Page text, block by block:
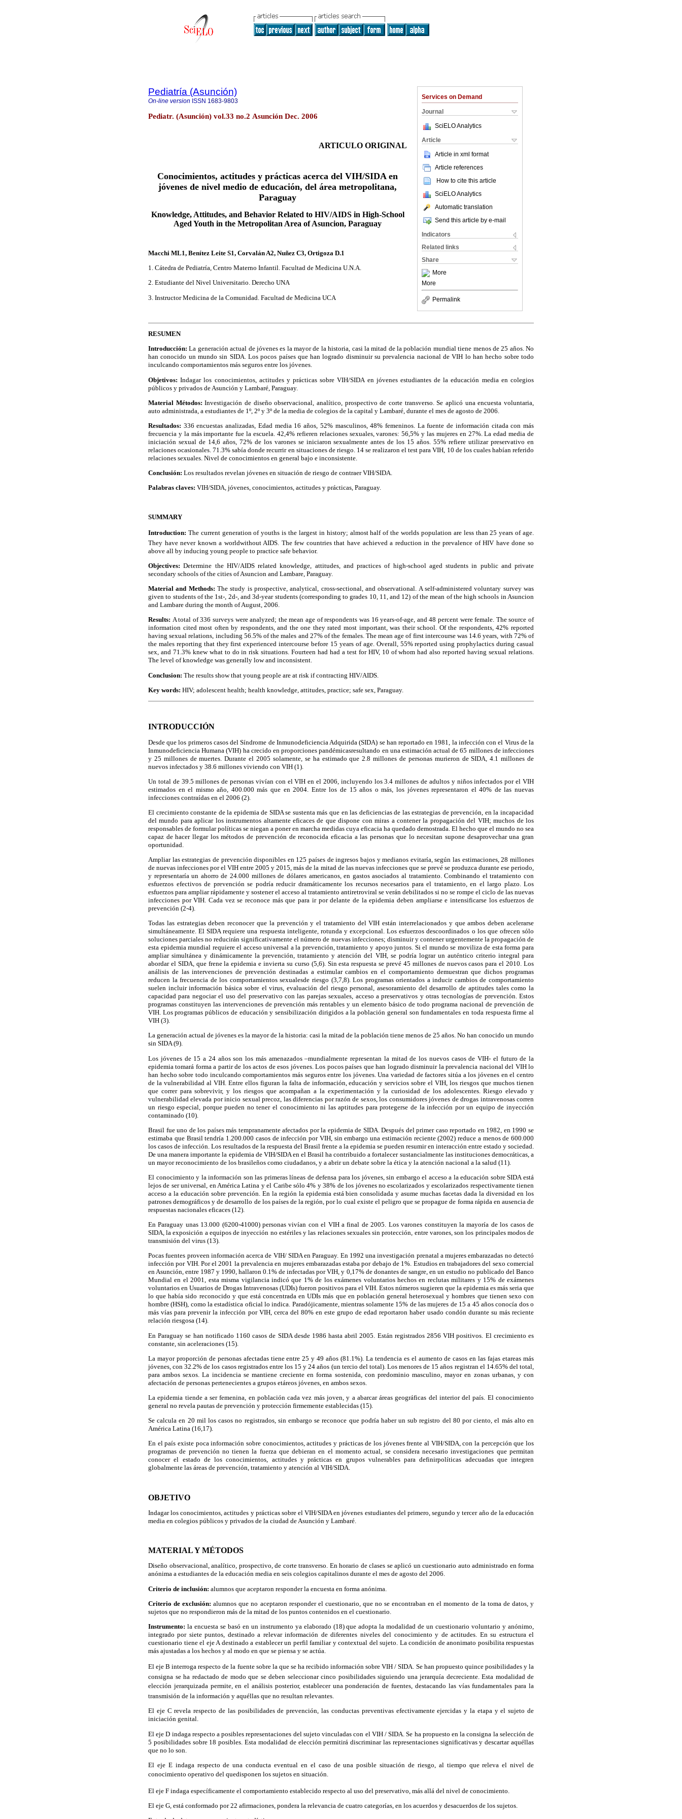
Services on Demand
Journal
SciELO Analytics
Article
Article in xml format
Article references
How to cite this article
SciELO Analytics
Automatic translation
Send this article by e-mail
Indicators
Related links
Share
More
More
Permalink
Pediatría (Asunción)
On-line version ISSN 1683-9803
Pediatr. (Asunción) vol.33 no.2 Asunción Dec. 2006
ARTICULO ORIGINAL
Conocimientos, actitudes y prácticas acerca del VIH/SIDA en
jóvenes de nivel medio de educación, del área metropolitana,
Paraguay
Knowledge, Attitudes, and Behavior Related to HIV/AIDS in High-School
Aged Youth in the Metropolitan Area of Asuncion, Paraguay
Macchi ML1, Benítez Leite S1, Corvalán A2, Nuñez C3, Ortigoza D.1
1. Cátedra de Pediatría, Centro Materno Infantil. Facultad de Medicina U.N.A.
2. Estudiante del Nivel Universitario. Derecho UNA
3. Instructor Medicina de la Comunidad. Facultad de Medicina UCA
RESUMEN
Introducción: La generación actual de jóvenes es la mayor de la historia, casi la mitad de la población mundial tiene menos de 25 años. No
han conocido un mundo sin SIDA. Los pocos países que han logrado disminuir su prevalencia nacional de VIH lo han hecho sobre todo
inculcando comportamientos más seguros entre los jóvenes.
Objetivos:Indagar los conocimientos, actitudes y prácticas sobre VIH/SIDA en jóvenes estudiantes de la educación media en colegios
públicos y privados de Asunción y Lambaré, Paraguay.
Material Métodos:Investigación de diseño observacional, analítico, prospectivo de corte transverso. Se aplicó una encuesta voluntaria,
auto administrada, a estudiantes de 1º, 2º y 3º de la media de colegios de la capital y Lambaré, durante el mes de agosto de 2006.
Resultados: 336 encuestas analizadas, Edad media 16 años, 52% masculinos, 48% femeninos. La fuente de información citada con más
frecuencia y la más importante fue la escuela. 42,4% refieren relaciones sexuales, varones: 56,5% y las mujeres en 27%. La edad media de
iniciación sexual de 14,6 años, 72% de los varones se iniciaron sexualmente antes de los 15 años. 55% refiere utilizar preservativo en
relaciones ocasionales. 71.3% sabía donde recurrir en situaciones de riesgo. 14 se realizaron el test para VIH, 10 de los cuales habían referido
relaciones sexuales. Nivel de conocimientos en general bajo e inconsistente.
Conclusión: Los resultados revelan jóvenes en situación de riesgo de contraer VIH/SIDA.
Palabras claves: VIH/SIDA, jóvenes, conocimientos, actitudes y prácticas, Paraguay.
SUMMARY
Introduction: The current generation of youths is the largest in history; almost half of the worlds population are less than 25 years of age.
They have never known a worldwithout AIDS. The few countries that have achieved a reduction in the prevalence of HIV have done so
above all by inducing young people to practice safe behavior.
Objectives:Determine the HIV/AIDS related knowledge, attitudes, and practices of high-school aged students in public and private
secondary schools of the cities of Asuncion and Lambare, Paraguay.
Material and Methods: The study is prospective, analytical, cross-sectional, and observational. A self-administered voluntary survey was
given to students of the 1st-, 2d-, and 3d-year students (corresponding to grades 10, 11, and 12) of the mean of the high schools in Asuncion
and Lambare during the month of August, 2006.
Results: A total of 336 surveys were analyzed; the mean age of respondents was 16 years-of-age, and 48 percent were female. The source of
information cited most often by respondents, and the one they rated most important, was their school. Of the respondents, 42% reported
having sexual relations, including 56.5% of the males and 27% of the females. The mean age of first intercourse was 14.6 years, with 72% of
the males reporting that they first experienced intercourse before 15 years of age. Overall, 55% reported using prophylactics during casual
sex, and 71.3% knew what to do in risk situations. Fourteen had had a test for HIV, 10 of whom had also reported having sexual relations.
The level of knowledge was generally low and inconsistent.
Conclusion: The results show that young people are at risk if contracting HIV/AIDS.
Key words: HIV; adolescent health; health knowledge, attitudes, practice; safe sex, Paraguay.
INTRODUCCIÓN
Desde que los primeros casos del Síndrome de Inmunodeficiencia Adquirida (SIDA) se han reportado en 1981, la infección con el Virus de la
Inmunodeficiencia Humana (VIH) ha crecido en proporciones pandémicasresultando en una estimación actual de 65 millones de infecciones
y 25 millones de muertes. Durante el 2005 solamente, se ha estimado que 2.8 millones de personas murieron de SIDA, 4.1 millones de
nuevos infectados y 38.6 millones viviendo con VIH (1).
Un total de 39.5 millones de personas vivían con el VIH en el 2006, incluyendo los 3.4 millones de adultos y niños infectados por el VIH
estimados en el mismo año, 400.000 más que en 2004. Entre los de 15 años o más, los jóvenes representaron el 40% de las nuevas
infecciones contraídas en el 2006 (2).
El crecimiento constante de la epidemia de SIDA se sustenta más que en las deficiencias de las estrategias de prevención, en la incapacidad
del mundo para aplicar los instrumentos altamente eficaces de que dispone con miras a contener la propagación del VIH; muchos de los
responsables de formular políticas se niegan a poner en marcha medidas cuya eficacia ha quedado demostrada. El hecho que el mundo no sea
capaz de hacer llegar los métodos de prevención de reconocida eficacia a las personas que lo necesitan supone desaprovechar una gran
oportunidad.
Ampliar las estrategias de prevención disponibles en 125 países de ingresos bajos y medianos evitaría, según las estimaciones, 28 millones
de nuevas infecciones por el VIH entre 2005 y 2015, más de la mitad de las nuevas infecciones que se prevé se produzca durante ese periodo,
y representaría un ahorro de 24.000 millones de dólares americanos, en gastos asociados al tratamiento. Combinando el tratamiento con
esfuerzos efectivos de prevención se podría reducir dramáticamente los recursos necesarios para el tratamiento, en el largo plazo. Los
esfuerzos para ampliar rápidamente y sostener el acceso al tratamiento antiretroviral se verán debilitados si no se rompe el ciclo de las nuevas
infecciones por VIH. Cada vez se reconoce más que para ir por delante de la epidemia deben ampliarse e intensificarse los esfuerzos de
prevención (2-4).
Todas las estrategias deben reconocer que la prevención y el tratamiento del VIH están interrelacionados y que ambos deben acelerarse
simultáneamente. El SIDA requiere una respuesta inteligente, rotunda y excepcional. Los esfuerzos descoordinados o los que ofrecen sólo
soluciones parciales no reducirán significativamente el número de nuevas infecciones; disminuir y contener urgentemente la propagación de
esta epidemia mundial requiere el acceso universal a la prevención, tratamiento y apoyo juntos. Si el mundo se moviliza de esta forma para
ampliar simultánea y dinámicamente la prevención, tratamiento y atención del VIH, se podría lograr un auténtico criterio integral para
abordar el SIDA, que frene la epidemia e invierta su curso (5,6). Sin esta respuesta se prevé 45 millones de nuevos casos para el 2010. Los
análisis de las intervenciones de prevención destinadas a estimular cambios en el comportamiento demuestran que dichos programas
reducen la frecuencia de los comportamientos sexualesde riesgo (3,7,8). Los programas orientados a inducir cambios de comportamiento
suelen incluir información básica sobre el virus, evaluación del riesgo personal, asesoramiento del desarrollo de aptitudes tales como la
capacidad para negociar el uso del preservativo con las parejas sexuales, acceso a preservativos y otras tecnologías de prevención. Estos
programas constituyen las intervenciones de prevención más rentables y un elemento básico de todo programa nacional de prevención de
VIH. Los programas públicos de educación y sensibilización dirigidos a la población general son fundamentales en toda respuesta firme al
VIH (3).
La generación actual de jóvenes es la mayor de la historia: casi la mitad de la población tiene menos de 25 años. No han conocido un mundo
sin SIDA (9).
Los jóvenes de 15 a 24 años son los más amenazados –mundialmente representan la mitad de los nuevos casos de VIH- el futuro de la
epidemia tomará forma a partir de los actos de esos jóvenes. Los pocos países que han logrado disminuir la prevalencia nacional del VIH lo
han hecho sobre todo inculcando comportamientos más seguros entre los jóvenes. Una variedad de factores sitúa a los jóvenes en el centro
de la vulnerabilidad al VIH. Entre ellos figuran la falta de información, educación y servicios sobre el VIH, los riesgos que muchos tienen
que correr para sobrevivir, y los riesgos que acompañan a la experimentación y la curiosidad de los adolescentes. Riesgo elevado y
vulnerabilidad elevada por inicio sexual precoz, las diferencias por razón de sexos, los consumidores jóvenes de drogas intravenosas corren
un riesgo especial, porque pueden no tener el conocimiento ni las aptitudes para protegerse de la infección por un equipo de inyección
contaminado (10).
Brasil fue uno de los países más tempranamente afectados por la epidemia de SIDA. Después del primer caso reportado en 1982, en 1990 se
estimaba que Brasil tendría 1.200.000 casos de infección por VIH, sin embargo una estimación reciente (2002) reduce a menos de 600.000
los casos de infección. Los resultados de la respuesta del Brasil frente a la epidemia se pueden resumir en interacción entre estado y sociedad.
De una manera importante la epidemia de VIH/SIDA en el Brasil ha contribuido a fortalecer sustancialmente las instituciones democráticas, a
un mayor reconocimiento de los brasileños como ciudadanos, y a abrir un debate sobre la ética y la atención nacional a la salud (11).
El conocimiento y la información son las primeras líneas de defensa para los jóvenes, sin embargo el acceso a la educación sobre SIDA está
lejos de ser universal, en América Latina y el Caribe sólo 4% y 38% de los jóvenes no escolarizados y escolarizados respectivamente tienen
acceso a la educación sobre prevención. En la región la epidemia está bien consolidada y asume muchas facetas dada la diversidad en los
patrones demográficos y de desarrollo de los países de la región, por lo cual existe el peligro que se propague de forma rápida en ausencia de
respuestas nacionales eficaces (12).
En Paraguay unas 13.000 (6200-41000) personas vivían con el VIH a final de 2005. Los varones constituyen la mayoría de los casos de
SIDA, la exposición a equipos de inyección no estériles y las relaciones sexuales sin protección, entre varones, son los principales modos de
transmisión del virus (13).
Pocas fuentes proveen información acerca de VIH/ SIDA en Paraguay. En 1992 una investigación prenatal a mujeres embarazadas no detectó
infección por VIH. Por el 2001 la prevalencia en mujeres embarazadas estaba por debajo de 1%. Estudios en trabajadores del sexo comercial
en Asunción, entre 1987 y 1990, hallaron 0.1% de infectadas por VIH, y 0,17% de donantes de sangre, en un estudio no publicado del Banco
Mundial en el 2001, esta misma vigilancia indicó que 1% de los exámenes voluntarios hechos en reclutas militares y 15% de exámenes
voluntarios en Usuarios de Drogas Intravenosas (UDIs) fueron positivos para el VIH. Estos números sugieren que la epidemia es más seria que
lo que había sido reconocido y que está concentrada en UDIs más que en población general heterosexual y hombres que tienen sexo con
hombre (HSH), como la estadística oficial lo indica. Paradójicamente, mientras solamente 15% de las mujeres de 15 a 45 años conocía dos o
más vías para prevenir la infección por VIH, cerca del 80% en este grupo de edad reportaron haber usado condón durante su más reciente
relación riesgosa (14).
En Paraguay se han notificado 1160 casos de SIDA desde 1986 hasta abril 2005. Están registrados 2856 VIH positivos. El crecimiento es
constante, sin aceleraciones (15).
La mayor proporción de personas afectadas tiene entre 25 y 49 años (81.1%). La tendencia es el aumento de casos en las fajas etareas más
jóvenes, con 32.2% de los casos registrados entre los 15 y 24 años (un tercio del total). Los menores de 15 años registran el 14.65% del total,
para ambos sexos. La incidencia se mantiene creciente en forma sostenida, con predominio masculino, mayor en zonas urbanas, y con
afectación de personas pertenecientes a grupos etáreos jóvenes, en ambos sexos.
La epidemia tiende a ser femenina, en población cada vez más joven, y a abarcar áreas geográficas del interior del país. El conocimiento
general no revela pautas de prevención y protección firmemente establecidas (15).
Se calcula en 20 mil los casos no registrados, sin embargo se reconoce que podría haber un sub registro del 80 por ciento, el más alto en
América Latina (16,17).
En el país existe poca información sobre conocimientos, actitudes y prácticas de los jóvenes frente al VIH/SIDA, con la percepción que los
programas de prevención no tienen la fuerza que debieran en el momento actual, se considera necesario investigaciones que permitan
conocer el estado de los conocimientos, actitudes y prácticas en grupos vulnerables para definirpolíticas adecuadas que integren
globalmente las áreas de prevención, tratamiento y atención al VIH/SIDA.
OBJETIVO
Indagar los conocimientos, actitudes y prácticas sobre el VIH/SIDA en jóvenes estudiantes del primero, segundo y tercer año de la educación
media en colegios públicos y privados de la ciudad de Asunción y Lambaré.
MATERIAL Y MÉTODOS
Diseño observacional, analítico, prospectivo, de corte transverso. En horario de clases se aplicó un cuestionario auto administrado en forma
anónima a estudiantes de la educación media en seis colegios capitalinos durante el mes de agosto del 2006.
Criterio de inclusión: alumnos que aceptaron responder la encuesta en forma anónima.
Criterio de exclusión: alumnos que no aceptaron responder el cuestionario, que no se encontraban en el momento de la toma de datos, y
sujetos que no respondieron más de la mitad de los puntos contenidos en el cuestionario.
Instrumento: la encuesta se basó en un instrumento ya elaborado (18) que adopta la modalidad de un cuestionario voluntario y anónimo,
integrado por siete puntos, destinado a relevar información de diferentes niveles del conocimiento y de actitudes. En su estructura el
cuestionario tiene el eje A destinado a establecer un perfil familiar y contextual del sujeto. La condición de anonimato posibilita respuestas
más ajustadas a los hechos y al modo en que se piensa y se actúa.
El eje B interroga respecto de la fuente sobre la que se ha recibido información sobre VIH / SIDA. Se han propuesto quince posibilidades y la
consigna se ha redactado de modo que se deben seleccionar cinco posibilidades siguiendo una jerarquía decreciente. Esta modalidad de
elección jerarquizada permite, en el análisis posterior, establecer una ponderación de fuentes, destacando las vías fundamentales para la
transmisión de la información y aquéllas que no resultan relevantes.
El eje C revela respecto de las posibilidades de prevención, las conductas preventivas efectivamente ejercidas y la etapa y el sujeto de
iniciación genital.
El eje D indaga respecto a posibles representaciones del sujeto vinculadas con el VIH / SIDA. Se ha propuesto en la consigna la selección de
5 posibilidades sobre 18 posibles. Esta modalidad de elección permitirá discriminar las representaciones significativas y descartar aquéllas
que no lo son.
El eje E indaga respecto de una conducta eventual en el caso de una posible situación de riesgo, al tiempo que releva el nivel de
conocimiento operativo del quedisponen los sujetos en situación.
El eje F indaga específicamente el comportamiento establecido respecto al uso del preservativo, más allá del nivel de conocimiento.
El eje G, está conformado por 22 afirmaciones, pondera la relevancia de cuatro categorías, en los acuerdos y desacuerdos de los sujetos.